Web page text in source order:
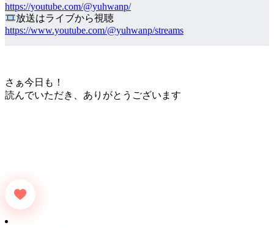
https://youtube.com/@yuhwanp/
放送はライブから視聴
https://www.youtube.com/@yuhwanp/streams
さぁ今日も！
読んでいただき、ありがとうございます